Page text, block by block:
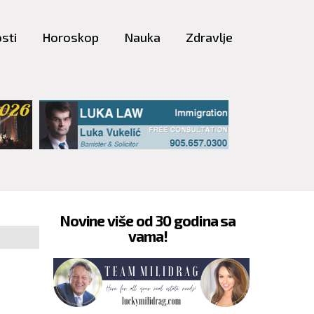
Horoskop Nauka Zdravlje
Novine više od 30 godina sa
vama!